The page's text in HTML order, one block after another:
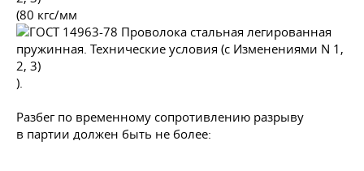
(80 кгс/мм
).
Разбег по временному сопротивлению разрыву
в партии должен быть не более: